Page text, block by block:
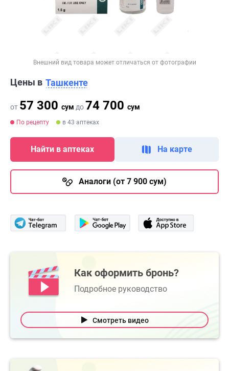
Внешний вид товара может отличаться от фотографии
Цены в Ташкенте
от 57 300 сум до74 700 сум
По рецепту в 43 аптеках
Найти в аптеках На карте
Аналоги (от 7 900 сум)
Как оформить бронь?
Подробное руководство
Смотреть видео